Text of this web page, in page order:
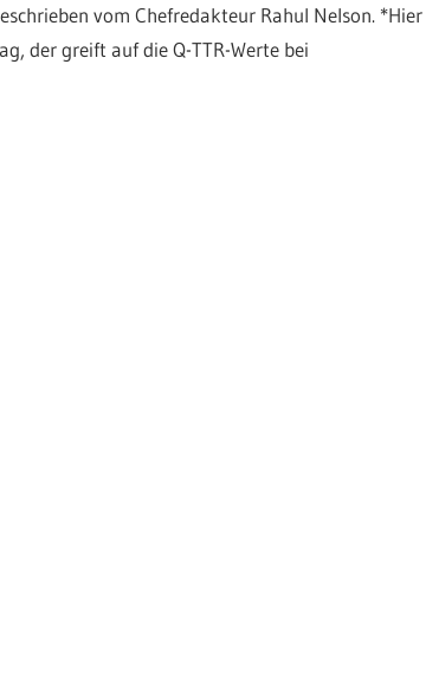
vom Chefredakteur Rahul Nelson. *Hier
der greift auf die Q-TTR-Werte bei